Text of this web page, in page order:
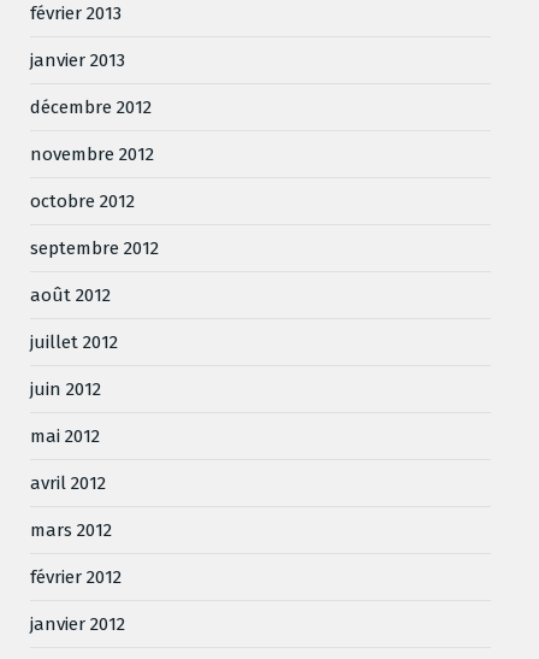
février 2013
janvier 2013
décembre 2012
novembre 2012
octobre 2012
septembre 2012
août 2012
juillet 2012
juin 2012
mai 2012
avril 2012
mars 2012
février 2012
janvier 2012